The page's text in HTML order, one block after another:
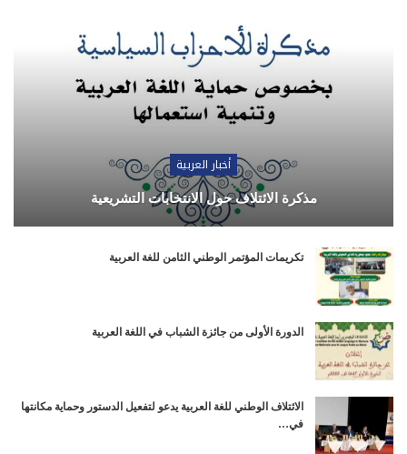
أخبار العربية
مذكرة الائتلاف حول الانتخابات التشريعية
تكريمات المؤتمر الوطني الثامن للغة العربية
الدورة الأولى من جائزة الشباب في اللغة العربية
الائتلاف الوطني للغة العربية يدعو لتفعيل الدستور وحماية مكانتها
في…